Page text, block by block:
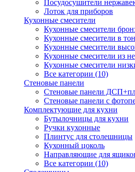
Посудосушители
Лоток для приборов
Кухонные смесители
Кухонные смесители
Кухонные смесители в
Кухонные смесители
Кухонные смесители из
Кухонные смесители
Все категории (10)
Стеновые панели
Стеновые панели
Стеновые панели с
Комплектующие для кухни
Бутылочницы для кухни
Ручки кухонные
Плинтус для столешницы
Кухонный цоколь
Направляющие для
Все категории (10)